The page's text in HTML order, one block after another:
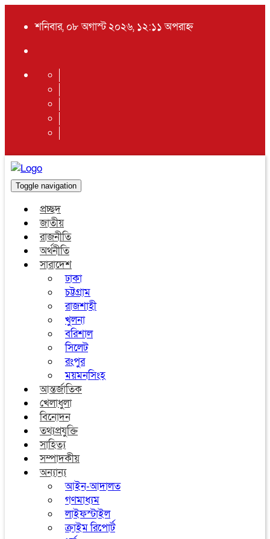
শনিবার, ০৮ অগাস্ট ২০২৬, ১২:১১ অপরাহ্ন
Toggle navigation
প্রচ্ছদ
জাতীয়
রাজনীতি
অর্থনীতি
সারাদেশ
ঢাকা
চট্টগ্রাম
রাজশাহী
খুলনা
বরিশাল
সিলেট
রংপুর
ময়মনসিংহ
আন্তর্জাতিক
খেলাধুলা
বিনোদন
তথ্যপ্রযুক্তি
সাহিত্য
সম্পাদকীয়
অন্যান্য
আইন-আদালত
গণমাধ্যম
লাইফস্টাইল
ক্রাইম রিপোর্ট